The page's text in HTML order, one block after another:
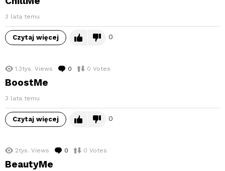
3 lata temu
Czytaj więcej 0
1.3tys. Views 0 komentarzy
0 Votes
BoostMe
3 lata temu
Czytaj więcej 0
2tys. Views 0 komentarzy
0 Votes
BeautyMe